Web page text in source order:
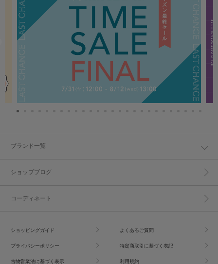
ブランド一覧
ショップブログ
コーディネート
ショッピングガイド よくあるご質問
プライバシーポリシー 特定商取引に基づく表記
古物営業法に基づく表示 利用規約